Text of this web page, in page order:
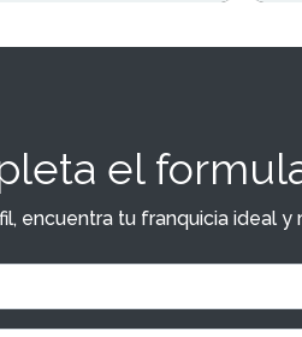
el
encuentra tu franquicia ideal